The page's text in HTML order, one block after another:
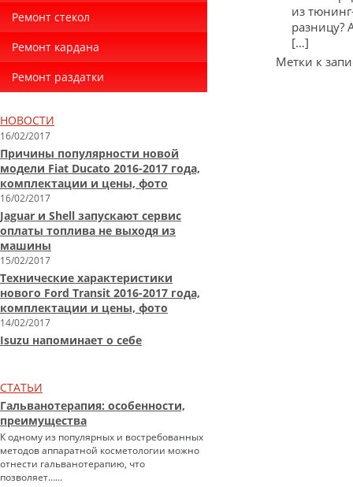
Ремонт стекол
Ремонт кардана
Ремонт раздатки
НОВОСТИ
16/02/2017
Причины популярности новой
модели Fiat Ducato 2016-2017 года,
комплектации и цены, фото
16/02/2017
Jaguar и Shell запускают сервис
оплаты топлива не выходя из
машины
15/02/2017
Технические характеристики
нового Ford Transit 2016-2017 года,
комплектации и цены, фото
14/02/2017
Isuzu напоминает о себе
СТАТЬИ
Гальванотерапия: особенности,
преимущества
К одному из популярных и востребованных
методов аппаратной косметологии можно
отнести гальванотерапию, что
позволяет…...
из
разницу?
[…]
Метки к